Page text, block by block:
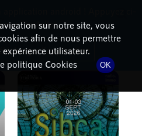
sur notre site, vous
afin de nous permettre
expérience utilisateur.
politique Cookies
OK
l'installer.
l'application